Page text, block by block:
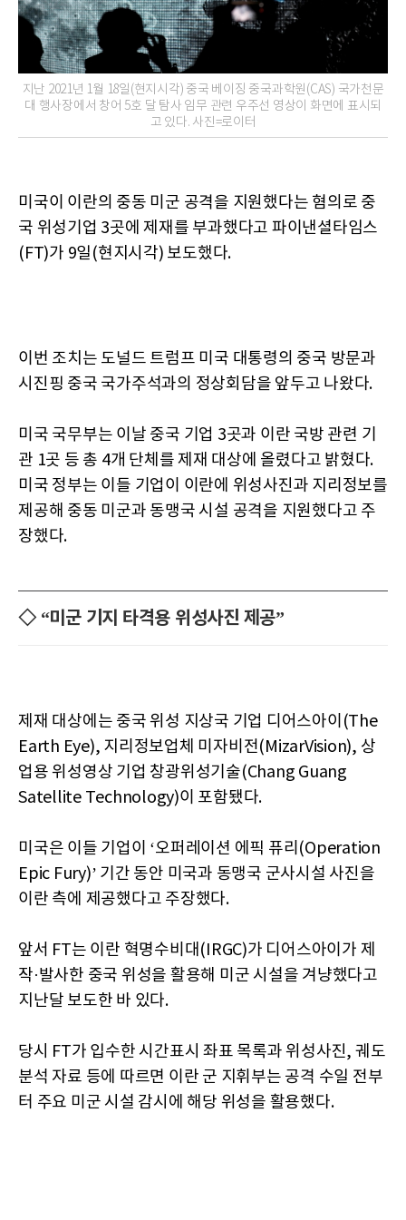
지난 2021년 1월 18일(현지시각) 중국 베이징 중국과학원(CAS) 국가천문
대 행사장에서 창어 5호 달 탐사 임무 관련 우주선 영상이 화면에 표시되
고 있다. 사진=로이터
미국이 이란의 중동 미군 공격을 지원했다는 혐의로 중
국 위성기업 3곳에 제재를 부과했다고 파이낸셜타임스
(FT)가 9일(현지시각) 보도했다.
이번 조치는 도널드 트럼프 미국 대통령의 중국 방문과
시진핑 중국 국가주석과의 정상회담을 앞두고 나왔다.
미국 국무부는 이날 중국 기업 3곳과 이란 국방 관련 기
관 1곳 등 총 4개 단체를 제재 대상에 올렸다고 밝혔다.
미국 정부는 이들 기업이 이란에 위성사진과 지리정보를
제공해 중동 미군과 동맹국 시설 공격을 지원했다고 주
장했다.
◇ “미군 기지 타격용 위성사진 제공”
제재 대상에는 중국 위성 지상국 기업 디어스아이(The
Earth Eye), 지리정보업체 미자비전(MizarVision), 상
업용 위성영상 기업 창광위성기술(Chang Guang
Satellite Technology)이 포함됐다.
미국은 이들 기업이 ‘오퍼레이션 에픽 퓨리(Operation
Epic Fury)’ 기간 동안 미국과 동맹국 군사시설 사진을
이란 측에 제공했다고 주장했다.
앞서 FT는 이란 혁명수비대(IRGC)가 디어스아이가 제
작·발사한 중국 위성을 활용해 미군 시설을 겨냥했다고
지난달 보도한 바 있다.
당시 FT가 입수한 시간표시 좌표 목록과 위성사진, 궤도
분석 자료 등에 따르면 이란 군 지휘부는 공격 수일 전부
터 주요 미군 시설 감시에 해당 위성을 활용했다.